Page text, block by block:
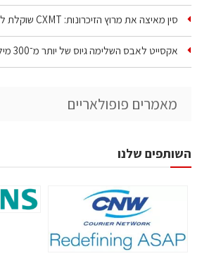
סין מאיצה את מרוץ הזיכרונות: CXMT שוקלת להקים מפעל…
אקסייט לאבס השלימה גיוס של יותר מ־300 מיליון דולר…
מאמרים פופולאריים
השותפים שלנו